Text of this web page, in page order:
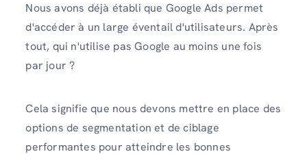
Nous avons déjà établi que Google Ads permet
d'accéder à un large éventail d'utilisateurs. Après
tout, qui n'utilise pas Google au moins une fois
par jour ?
Cela signifie que nous devons mettre en place des
options de segmentation et de ciblage
performantes pour atteindre les bonnes